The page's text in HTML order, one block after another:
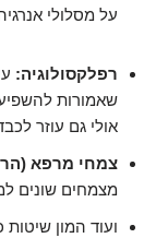
על מסלולי
רפלקסולוגיה:
שאמורות להשפיע
אולי גם עוזר
צמחי מרפא
מצמחים שונים
ועוד המון